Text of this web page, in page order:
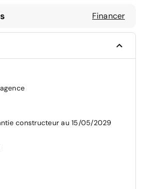
Financer
constructeur au 15/05/2029